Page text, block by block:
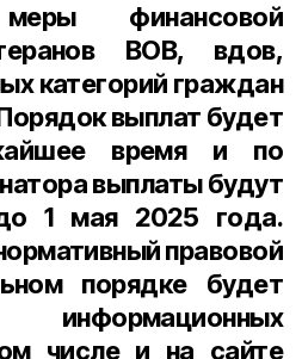
финансовой
ВОВ, вдов,
категорий граждан
выплат будет
время и по
выплаты будут
1 мая 2025 года.
правовой
порядке будет
числе и на сайте